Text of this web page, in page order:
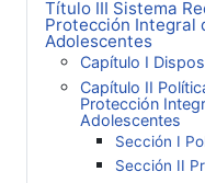
Título III Sistema
Protección Integral
Adolescentes
Capítulo I
Capítulo II
Protección
Adolescentes
Sección I
Sección II